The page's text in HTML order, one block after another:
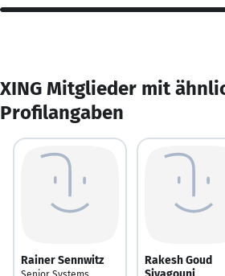
XING Mitglieder mit
Profilangaben
Rainer Sennwitz
Rakesh Goud